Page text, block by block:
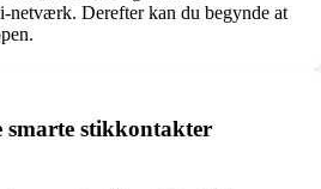
netværk. Derefter kan du begynde at
smarte stikkontakter